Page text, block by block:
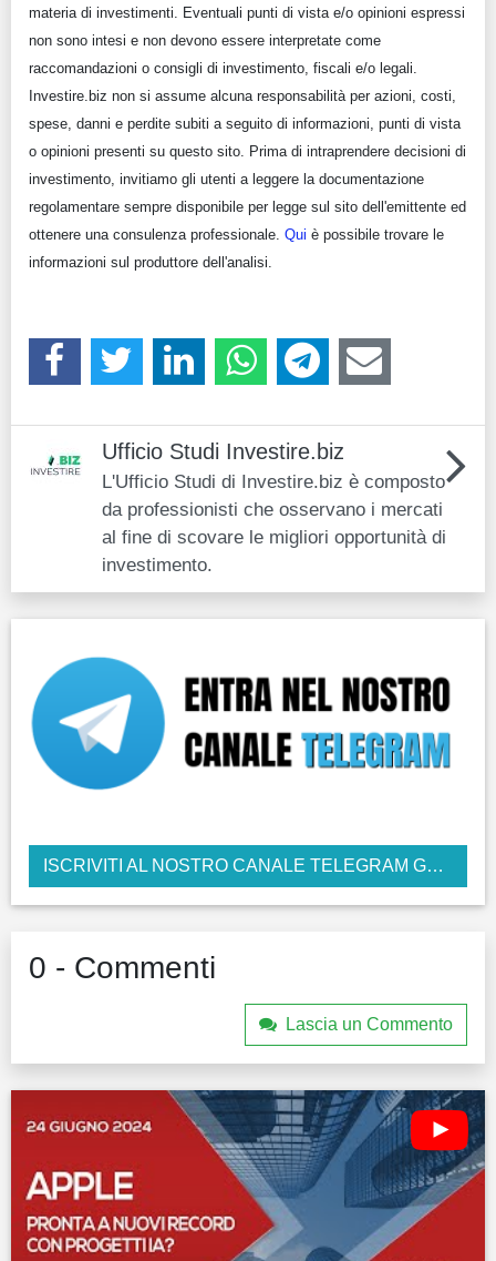
materia di investimenti. Eventuali punti di vista e/o opinioni espressi
non sono intesi e non devono essere interpretate come
raccomandazioni o consigli di investimento, fiscali e/o legali.
Investire.biz non si assume alcuna responsabilità per azioni, costi,
spese, danni e perdite subiti a seguito di informazioni, punti di vista
o opinioni presenti su questo sito. Prima di intraprendere decisioni di
investimento, invitiamo gli utenti a leggere la documentazione
regolamentare sempre disponibile per legge sul sito dell'emittente ed
ottenere una consulenza professionale. Qui è possibile trovare le
informazioni sul produttore dell'analisi.
Ufficio Studi Investire.biz
L'Ufficio Studi di Investire.biz è composto
da professionisti che osservano i mercati
al fine di scovare le migliori opportunità di
investimento.
ISCRIVITI AL NOSTRO CANALE TELEGRAM GRATUITO
0 - Commenti
Lascia un Commento